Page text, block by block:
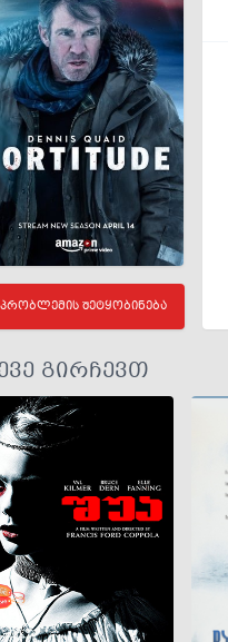
პრობლემის შეტყობინება
გირჩევთ